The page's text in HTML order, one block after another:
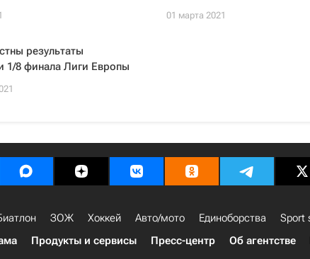
01 марта 2021
результаты
1/8 финала Лиги Европы
ЗОЖ Хоккей Авто/мото Единоборства Sport
Продукты и сервисы Пресс-центр Об агентстве